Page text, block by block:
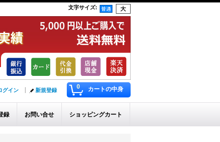
文字サイズ:
0 カートの中身
グイン 新規登録
録 お問い合せ ショッピングカート